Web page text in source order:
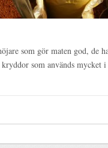
som gör maten god, de
som används mycket